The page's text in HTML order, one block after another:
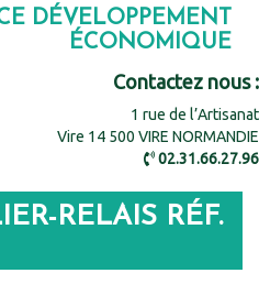
DÉVELOPPEMENT
ÉCONOMIQUE
Contactez nous :
1 rue de l’Artisanat
Vire 14 500 VIRE NORMANDIE
02.31.66.27.96
RELAIS RÉF.